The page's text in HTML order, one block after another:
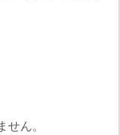
ん。